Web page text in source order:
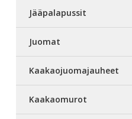
Jääpalapussit
Juomat
Kaakaojuomajauheet
Kaakaomurot